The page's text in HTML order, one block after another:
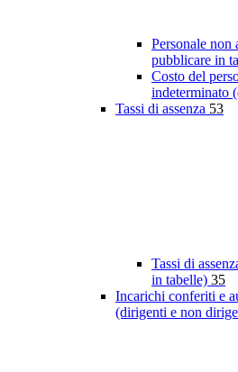
Personale non
pubblicare in
Costo del
indeterminato
Tassi di assenza 53
Tassi di
in tabelle) 35
Incarichi conferiti e
(dirigenti e non